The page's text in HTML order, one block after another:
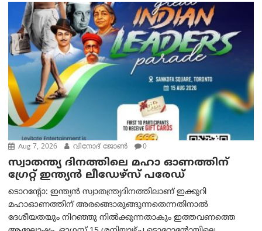
Aug 7, 2026 വിനോദ് ജോൺ 0
സ്വാതന്ത്യ ദിനത്തിലെ മഹാ ഓണത്തിന്
ഗ്രേറ്റ് ഇന്ത്യൻ ലീഡേഴ്സ് പരേഡ്
ടൊറന്റോ: ഇന്ത്യൻ സ്വാതന്ത്ര്യദിനത്തിലാണ് ഇക്കുറി
മഹാഓണത്തിന് അരങ്ങൊരുങ്ങുന്നതെന്നതിനാൽ
ദേശീയതയും നിറഞ്ഞു നിൽക്കുന്നതാകും ഇത്തവണത്തെ